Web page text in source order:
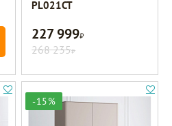
PL021CT
227 999Р
268 235Р
-15%